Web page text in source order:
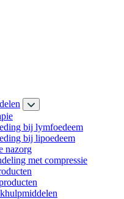
bij lymfoedeem
bij lipoedeem
nazorg
met compressie